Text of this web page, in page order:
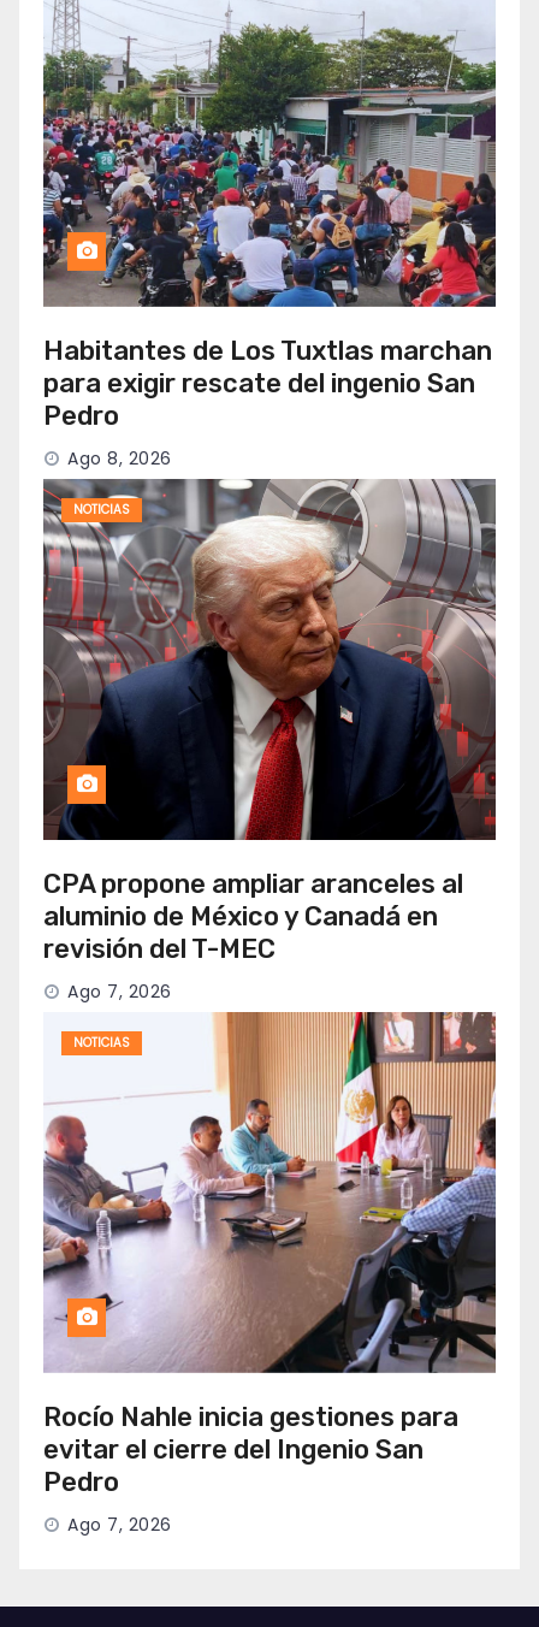
Habitantes de Los Tuxtlas marchan
para exigir rescate del ingenio San
Pedro
Ago 8, 2026
NOTICIAS
CPA propone ampliar aranceles al
aluminio de México y Canadá en
revisión del T-MEC
Ago 7, 2026
NOTICIAS
Rocío Nahle inicia gestiones para
evitar el cierre del Ingenio San
Pedro
Ago 7, 2026